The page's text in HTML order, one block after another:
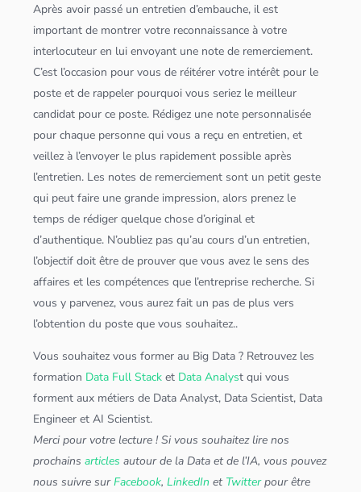
Après avoir passé un entretien d’embauche, il est
important de montrer votre reconnaissance à votre
interlocuteur en lui envoyant une note de remerciement.
C’est l’occasion pour vous de réitérer votre intérêt pour le
poste et de rappeler pourquoi vous seriez le meilleur
candidat pour ce poste. Rédigez une note personnalisée
pour chaque personne qui vous a reçu en entretien, et
veillez à l’envoyer le plus rapidement possible après
l’entretien. Les notes de remerciement sont un petit geste
qui peut faire une grande impression, alors prenez le
temps de rédiger quelque chose d’original et
d’authentique. N’oubliez pas qu’au cours d’un entretien,
l’objectif doit être de prouver que vous avez le sens des
affaires et les compétences que l’entreprise recherche. Si
vous y parvenez, vous aurez fait un pas de plus vers
l’obtention du poste que vous souhaitez..
Vous souhaitez vous former au Big Data ? Retrouvez les
formation Data Full Stack et Data Analyst qui vous
forment aux métiers de Data Analyst, Data Scientist, Data
Engineer etAI Scientist.
Merci pour votre lecture ! Si vous souhaitez lire nos
prochainsarticles autour de la Data et de l’IA, vous pouvez
nous suivre surFacebook,LinkedIn et Twitterpour être